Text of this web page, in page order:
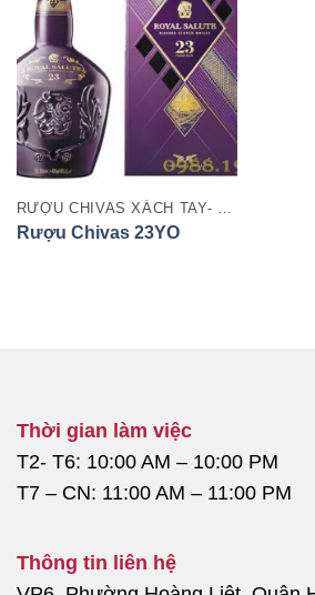
RƯỢU CHIVAS XÁCH TAY- DUTY FREE
Rượu Chivas 23YO
Thời gian làm việc
T2- T6: 10:00 AM – 10:00 PM
T7 – CN: 11:00 AM – 11:00 PM
Thông tin liên hệ